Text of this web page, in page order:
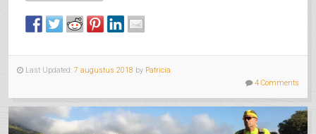
Last Updated: 7 augustus 2018 by Patricia
4 Comments